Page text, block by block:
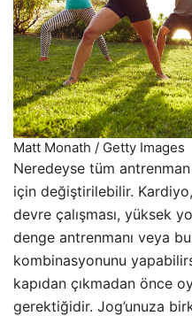
Matt Monath / Getty Images
Neredeyse tüm
için değiştirilebilir.
devre çalışması, yüksek
denge antrenmanı veya
kombinasyonunu
kapıdan çıkmadan önce
gerektiğidir. Jog’unuza